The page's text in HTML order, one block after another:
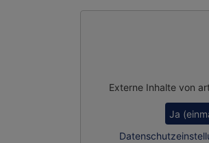
Externe Inhalte von
Ja